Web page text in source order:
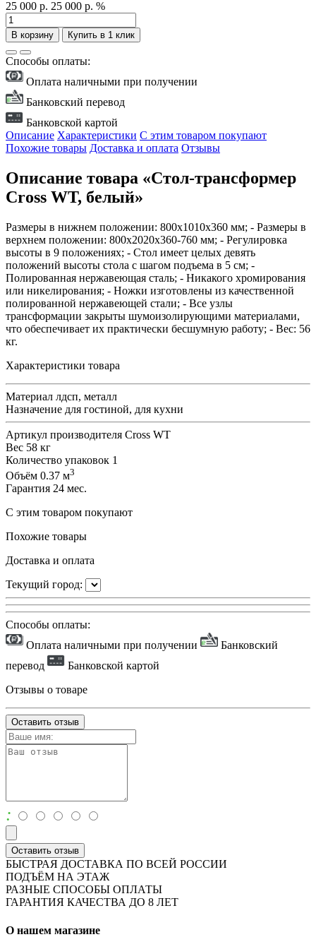
25 000 р. 25 000 р. %
В корзину Купить в 1 клик
Способы оплаты:
Оплата наличными при получении
Банковский перевод
Банковской картой
Описание Характеристики С этим товаром покупают
Похожие товары Доставка и оплата Отзывы
Описание товара «Стол-трансформер
Cross WT, белый»
Размеры в нижнем положении: 800x1010x360 мм; - Размеры в
верхнем положении: 800x2020x360-760 мм; - Регулировка
высоты в 9 положениях; - Стол имеет целых девять
положений высоты стола с шагом подъема в 5 см; -
Полированная нержавеющая сталь; - Никакого хромирования
или никелирования; - Ножки изготовлены из качественной
полированной нержавеющей стали; - Все узлы
трансформации закрыты шумоизолирующими материалами,
что обеспечивает их практически бесшумную работу; - Вес: 56
кг.
Характеристики товара
Материал лдсп, металл
Назначение для гостиной, для кухни
Артикул производителя Cross WT
Вес 58 кг
Количество упаковок 1
Объём 0.37 м3
Гарантия 24 мес.
С этим товаром покупают
Похожие товары
Доставка и оплата
Текущий город:
Способы оплаты:
Оплата наличными при получении
Банковский
перевод
Банковской картой
Отзывы о товаре
Оставить отзыв
:
Оставить отзыв
БЫСТРАЯ ДОСТАВКА ПО ВСЕЙ РОССИИ
ПОДЪЁМ НА ЭТАЖ
РАЗНЫЕ СПОСОБЫ ОПЛАТЫ
ГАРАНТИЯ КАЧЕСТВА ДО 8 ЛЕТ
О нашем магазине